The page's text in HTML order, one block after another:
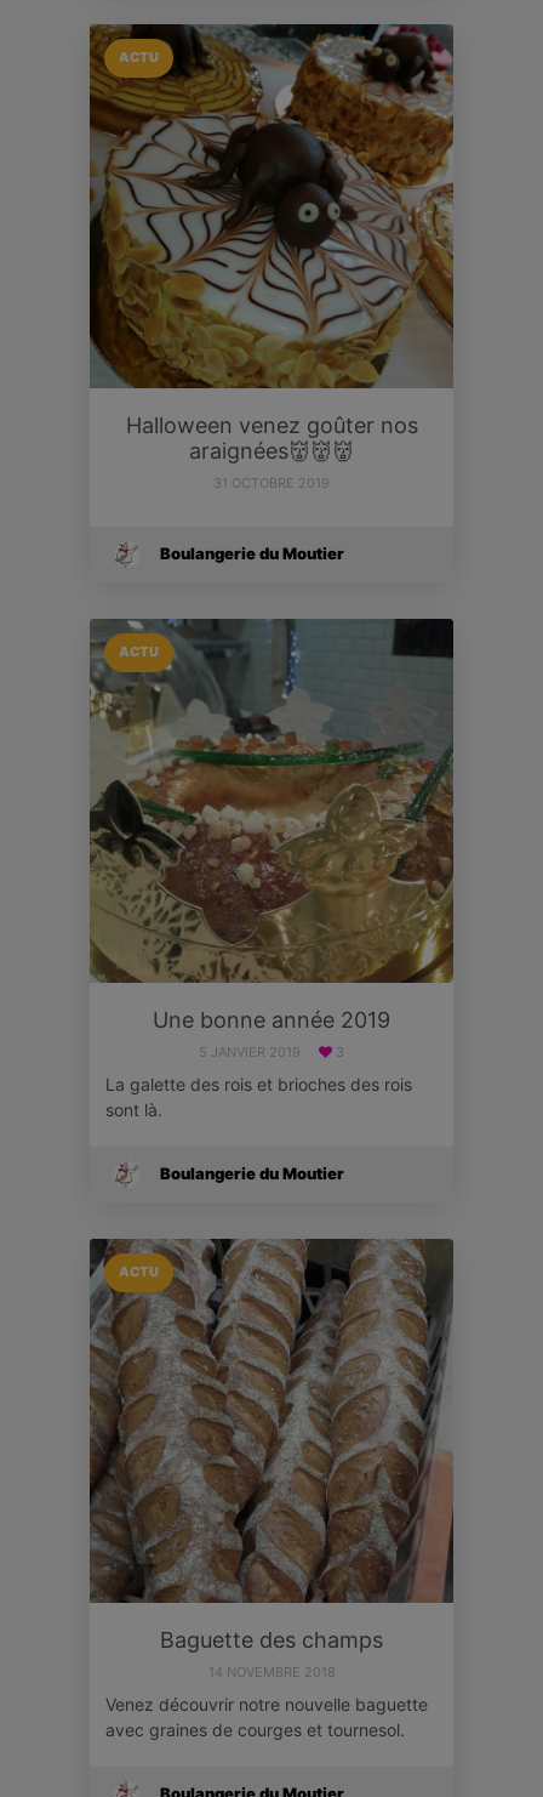
ACTU
Halloween venez goûter nos
araignées👹👹👹
31 OCTOBRE 2019
Boulangerie du Moutier
ACTU
Une bonne année 2019
5 JANVIER 2019 3
La galette des rois et brioches des rois
sont là.
Boulangerie du Moutier
ACTU
Baguette des champs
14 NOVEMBRE 2018
Venez découvrir notre nouvelle baguette
avec graines de courges et tournesol.